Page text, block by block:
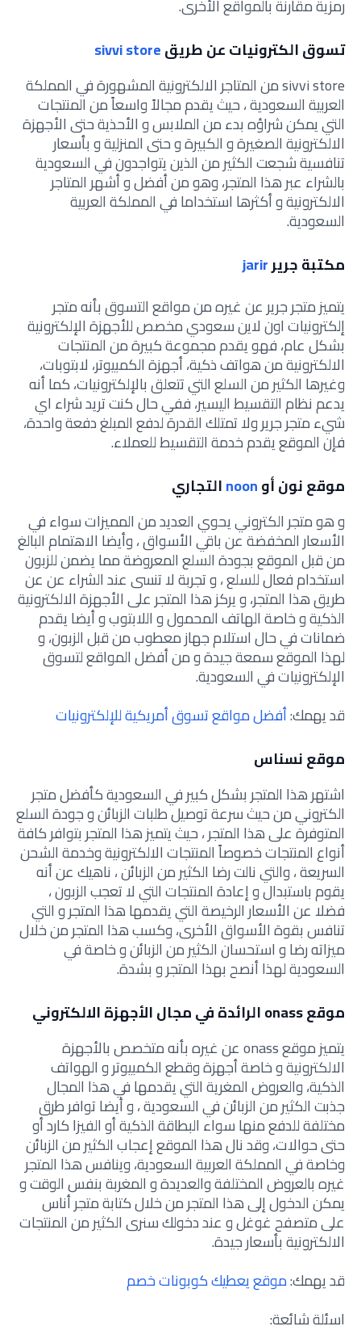
رمزية مقارنة بالمواقع الأخرى.
تسوق الكترونيات عن طريقsivvi store
sivvi store من المتاجر الالكترونية المشهورة في المملكة
العربية السعودية ، حيث يقدم مجالاً واسعاً من المنتجات
التي يمكن شراؤه بدء من الملابس و الأحذية حتى الأجهزة
الالكترونية الصغيرة و الكبيرة و حتى المنزلية و بأسعار
تنافسية شجعت الكثير من الذين يتواجدون في السعودية
بالشراء عبر هذا المتجر، وهو من أفضل و أشهر المتاجر
الالكترونية و أكثرها استخداما في المملكة العربية
السعودية.
مكتبة جريرjarir
يتميز متجر جرير عن غيره من مواقع التسوق بأنه متجر
إلكترونيات اون لاين سعودي مخصص للأجهزة الإلكترونية
بشكل عام، فهو يقدم مجموعة كبيرة من المنتجات
الالكترونية من هواتف ذكية، أجهزة الكمبيوتر، لابتوبات،
وغيرها الكثير من السلع التي تتعلق بالإلكترونيات، كما أنه
يدعم نظام التقسيط اليسير، ففي حال كنت تريد شراء اي
شيء متجر جرير ولا تمتلك القدرة لدفع المبلغ دفعة واحدة،
فإن الموقع يقدم خدمة التقسيط للعملاء.
موقع نون أوnoonالتجاري
و هو متجر الكتروني يحوي العديد من المميزات سواء في
الأسعار المخفضة عن باقي الأسواق ، وأيضا الاهتمام البالغ
من قبل الموقع بجودة السلع المعروضة مما يضمن للزبون
استخدام فعال للسلع ، و تجربة لا تنسى عند الشراء عن عن
طريق هذا المتجر، و يركز هذا المتجر على الأجهزة الالكترونية
الذكية و خاصة الهاتف المحمول و اللابتوب و أيضا يقدم
ضمانات في حال استلام جهاز معطوب من قبل الزبون، و
لهذا الموقع سمعة جيدة و من أفضل المواقع لتسوق
الإلكترونيات في السعودية.
قد يهمك:أفضل مواقع تسوق أمريكية للإلكترونيات
موقع نسناس
اشتهر هذا المتجر بشكل كبير في السعودية كأفضل متجر
الكتروني من حيث سرعة توصيل طلبات الزبائن و جودة السلع
المتوفرة على هذا المتجر ، حيث يتميز هذا المتجر بتوافر كافة
أنواع المنتجات خصوصاً المنتجات الالكترونية وخدمة الشحن
السريعة ، والتي نالت رضا الكثير من الزبائن ، ناهيك عن أنه
يقوم باستبدال و إعادة المنتجات التي لا تعجب الزبون ،
فضلا عن الأسعار الرخيصة التي يقدمها هذا المتجر و التي
تنافس بقوة الأسواق الأخرى، وكسب هذا المتجر من خلال
ميزاته رضا و استحسان الكثير من الزبائن و خاصة في
السعودية لهذا أنصح بهذا المتجر و بشدة.
موقع onass
الرائدة في مجال الأجهزة الالكتروني
يتميز موقع onass عن غيره بأنه متخصص بالأجهزة
الالكترونية و خاصة أجهزة وقطع الكمبيوتر و الهواتف
الذكية، والعروض المغرية التي يقدمها في هذا المجال
جذبت الكثير من الزبائن في السعودية ، و أيضا توافر طرق
مختلفة للدفع منها سواء البطاقة الذكية أو الفيزا كارد أو
حتى حوالات، وقد نال هذا الموقع إعجاب الكثير من الزبائن
وخاصة في المملكة العربية السعودية، وينافس هذا المتجر
غيره بالعروض المختلفة والعديدة و المغربة بنفس الوقت و
يمكن الدخول إلى هذا المتجر من خلال كتابة متجر أناس
على متصفح غوغل و عند دخولك سنرى الكثير من المنتجات
الالكترونية بأسعار جيدة.
قد يهمك:موقع يعطيك كوبونات خصم
اسئلة شائعة: